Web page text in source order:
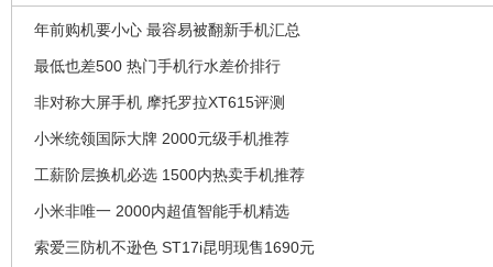
年前购机要小心 最容易被翻新手机汇总
最低也差500 热门手机行水差价排行
非对称大屏手机 摩托罗拉XT615评测
小米统领国际大牌 2000元级手机推荐
工薪阶层换机必选 1500内热卖手机推荐
小米非唯一 2000内超值智能手机精选
索爱三防机不逊色 ST17i昆明现售1690元